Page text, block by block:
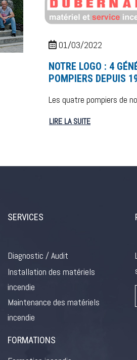
01/03/2022
NOTRE LOGO : 4
POMPIERS DEPUIS
Les quatre pompiers de
LIRE LA SUITE
SERVICES
Diagnostic / Audit
Installation des matériels
incendie
Maintenance des matériels
incendie
FORMATIONS